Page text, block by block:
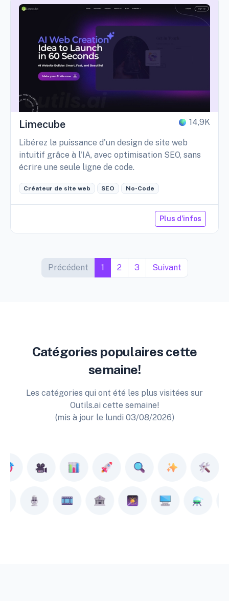
Limecube 14,9K
Libérez la puissance d'un design de site web
intuitif grâce à l'IA, avec optimisation SEO, sans
écrire une seule ligne de code.
Créateur de site web SEO No-Code
Plus d'infos
Précédent 1 2 3 Suivant
Catégories populaires cette
semaine!
Les catégories qui ont été les plus visitées sur
Outils.ai cette semaine!
(mis à jour le lundi 03/08/2026)